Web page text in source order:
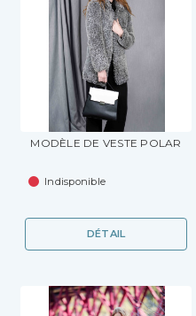
MODÈLE DE VESTE POLAR
Indisponible
DÉTAIL